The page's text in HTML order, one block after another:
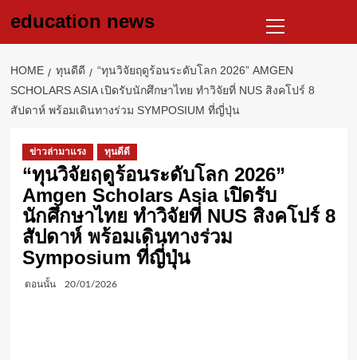
education news
Menu
HOME ทุนดีดี
“ทุนวิจัยฤดูร้อนระดับโลก 2026” AMGEN
SCHOLARS ASIA เปิดรับนักศึกษาไทย ทำวิจัยที่ NUS สิงคโปร์ 8
สัปดาห์ พร้อมเดินทางร่วม SYMPOSIUM ที่ญี่ปุ่น
ข่าวล่ามาแรง ทุนดีดี
“ทุนวิจัยฤดูร้อนระดับโลก 2026”
Amgen Scholars Asia เปิดรับ
นักศึกษาไทย ทำวิจัยที่ NUS สิงคโปร์ 8
สัปดาห์ พร้อมเดินทางร่วม
Symposium ที่ญี่ปุ่น
ตอนนั้น 20/01/2026